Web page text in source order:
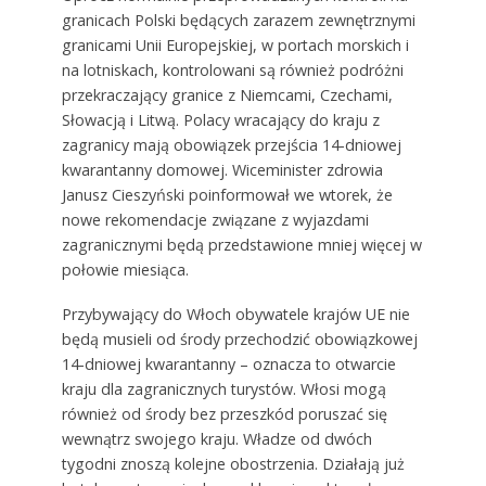
granicach Polski będących zarazem zewnętrznymi
granicami Unii Europejskiej, w portach morskich i
na lotniskach, kontrolowani są również podróżni
przekraczający granice z Niemcami, Czechami,
Słowacją i Litwą. Polacy wracający do kraju z
zagranicy mają obowiązek przejścia 14-dniowej
kwarantanny domowej. Wiceminister zdrowia
Janusz Cieszyński poinformował we wtorek, że
nowe rekomendacje związane z wyjazdami
zagranicznymi będą przedstawione mniej więcej w
połowie miesiąca.
Przybywający do Włoch obywatele krajów UE nie
będą musieli od środy przechodzić obowiązkowej
14-dniowej kwarantanny – oznacza to otwarcie
kraju dla zagranicznych turystów. Włosi mogą
również od środy bez przeszkód poruszać się
wewnątrz swojego kraju. Władze od dwóch
tygodni znoszą kolejne obostrzenia. Działają już